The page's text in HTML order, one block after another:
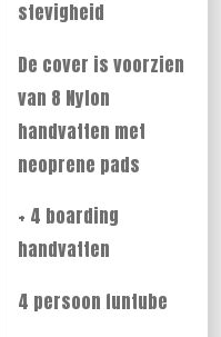
stevigheid
De cover is voorzien
van 8 Nylon
handvatten met
neoprene pads
+ 4 boarding
handvatten
4 persoon funtube